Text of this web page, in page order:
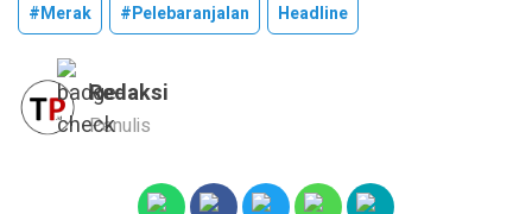
#merak
#pelebaranjalan Headline
Redaksi
Penulis